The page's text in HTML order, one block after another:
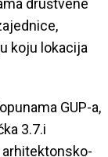
društvene
koju lokacija
GUP-a,
3.7.i